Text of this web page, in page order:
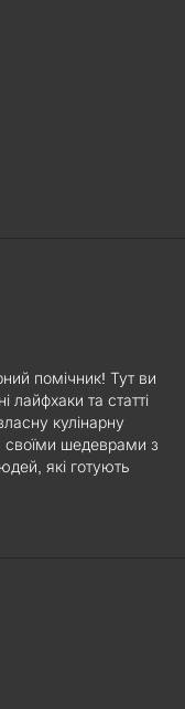
помічник! Тут ви
лайфхаки та статті
кулінарну
своїми шедеврами з
які готують